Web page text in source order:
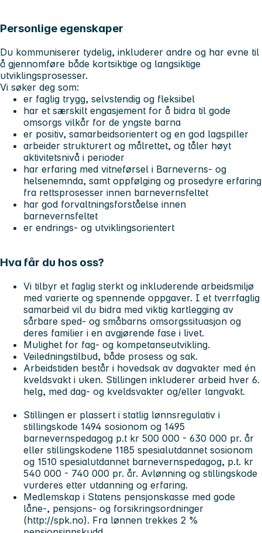
Personlige egenskaper
Du kommuniserer tydelig, inkluderer andre og har evne til
å gjennomføre både kortsiktige og langsiktige
utviklingsprosesser.
Vi søker deg som:
er faglig trygg, selvstendig og fleksibel
har et særskilt engasjement for å bidra til gode
omsorgs vilkår for de yngste barna
er positiv, samarbeidsorientert og en god lagspiller
arbeider strukturert og målrettet, og tåler høyt
aktivitetsnivå i perioder
har erfaring med vitneførsel i Barneverns- og
helsenemnda, samt oppfølging og prosedyre erfaring
fra rettsprosesser innen barnevernsfeltet
har god forvaltningsforståelse innen
barnevernsfeltet
er endrings- og utviklingsorientert
Hva får du hos oss?
Vi tilbyr et faglig sterkt og inkluderende arbeidsmiljø
med varierte og spennende oppgaver. I et tverrfaglig
samarbeid vil du bidra med viktig kartlegging av
sårbare sped- og småbarns omsorgssituasjon og
deres familier i en avgjørende fase i livet.
Mulighet for fag- og kompetanseutvikling.
Veiledningstilbud, både prosess og sak.
Arbeidstiden består i hovedsak av dagvakter med én
kveldsvakt i uken. Stillingen inkluderer arbeid hver 6.
helg, med dag- og kveldsvakter og/eller langvakt.
Stillingen er plassert i statlig lønnsregulativ i
stillingskode 1494 sosionom og 1495
barnevernspedagog p.t kr 500 000 - 630 000 pr. år
eller stillingskodene 1185 spesialutdannet sosionom
og 1510 spesialutdannet barnevernspedagog, p.t. kr
540 000 - 740 000 pr. år. Avlønning og stillingskode
vurderes etter utdanning og erfaring.
Medlemskap i Statens pensjonskasse med gode
låne-, pensjons- og forsikringsordninger
(http://spk.no). Fra lønnen trekkes 2 %